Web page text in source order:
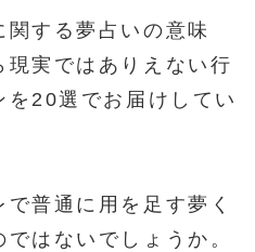
する夢占いの意味
現実ではありえない行
20選でお届けしてい
普通に用を足す夢く
はないでしょうか。